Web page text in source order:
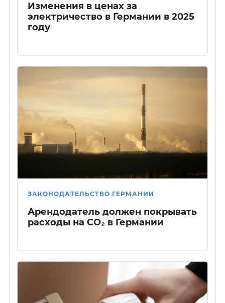
Изменения в ценах за
электричество в Германии в 2025
году
ЗАКОНОДАТЕЛЬСТВО ГЕРМАНИИ
Арендодатель должен покрывать
расходы на CO₂ в Германии